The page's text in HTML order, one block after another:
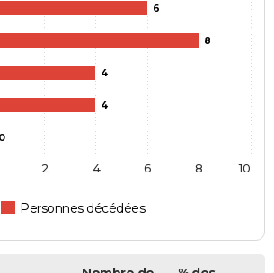
6
8
4
4
0
Personnes décédées
2 4 6 8 10